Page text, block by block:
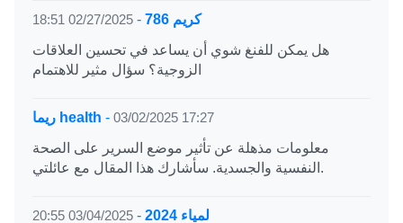
كريم 786 -
02/27/2025 18:51
هل يمكن للفنغ شوي أن يساعد في تحسين العلاقات
الزوجية؟ سؤال مثير للاهتمام
ريما health - 03/02/2025 17:27
معلومات مذهلة عن تأثير موضع السرير على الصحة
النفسية والجسدية. سأشارك هذا المقال مع عائلتي.
لمياء 2024 -
03/04/2025 20:55